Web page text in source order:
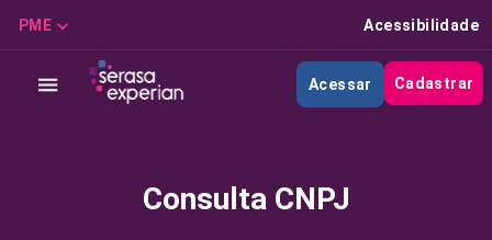
PME Acessibilidade
Acessar Cadastrar
Consulta CNPJ